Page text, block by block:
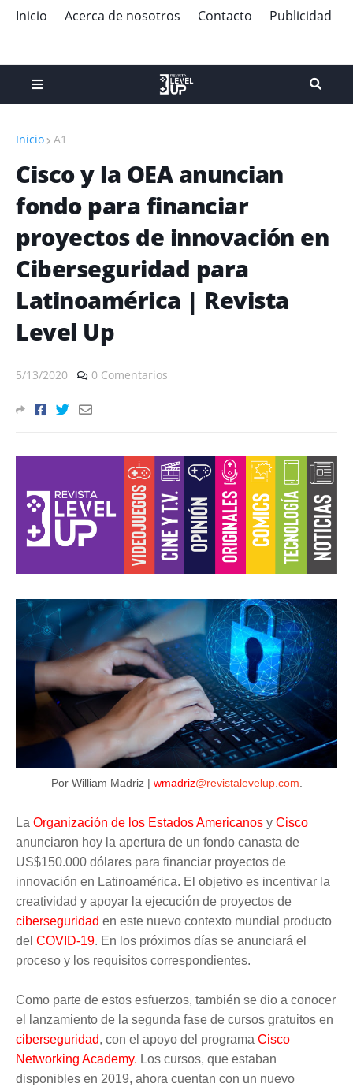
Inicio Acerca de nosotros Contacto Publicidad
Inicio A1
Cisco y la OEA anuncian
fondo para financiar
proyectos de innovación en
Ciberseguridad para
Latinoamérica | Revista
Level Up
5/13/2020 0 Comentarios
Por William Madriz | wmadriz@revistalevelup.com
La Organización de los Estados Americanos y Cisco
anunciaron hoy la apertura de un fondo canasta de
US$150.000 dólares para financiar proyectos de
innovación en Latinoamérica. El objetivo es incentivar la
creatividad y apoyar la ejecución de proyectos de
ciberseguridad en este nuevo contexto mundial producto
del COVID-19. En los próximos días se anunciará el
proceso y los requisitos correspondientes.
Como parte de estos esfuerzos, también se dio a conocer
el lanzamiento de la segunda fase de cursos gratuitos en
ciberseguridad, con el apoyo del programa Cisco
Networking Academy. Los cursos, que estaban
disponibles en 2019, ahora cuentan con un nuevo